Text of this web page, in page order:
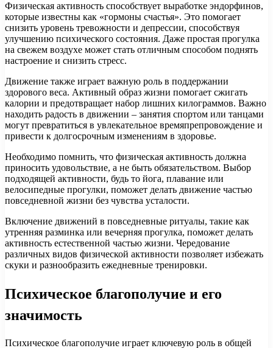
Физическая активность способствует выработке эндорфинов,
которые известны как «гормоны счастья». Это помогает
снизить уровень тревожности и депрессии, способствуя
улучшению психического состояния. Даже простая прогулка
на свежем воздухе может стать отличным способом поднять
настроение и снизить стресс.
Движение также играет важную роль в поддержании
здорового веса. Активный образ жизни помогает сжигать
калории и предотвращает набор лишних килограммов. Важно
находить радость в движении – занятия спортом или танцами
могут превратиться в увлекательное времяпрепровождение и
привести к долгосрочным изменениям в здоровье.
Необходимо помнить, что физическая активность должна
приносить удовольствие, а не быть обязательством. Выбор
подходящей активности, будь то йога, плавание или
велосипедные прогулки, поможет делать движение частью
повседневной жизни без чувства усталости.
Включение движений в повседневные ритуалы, такие как
утренняя разминка или вечерняя прогулка, поможет делать
активность естественной частью жизни. Чередование
различных видов физической активности позволяет избежать
скуки и разнообразить ежедневные тренировки.
Психическое благополучие и его
значимость
Психическое благополучие играет ключевую роль в общей